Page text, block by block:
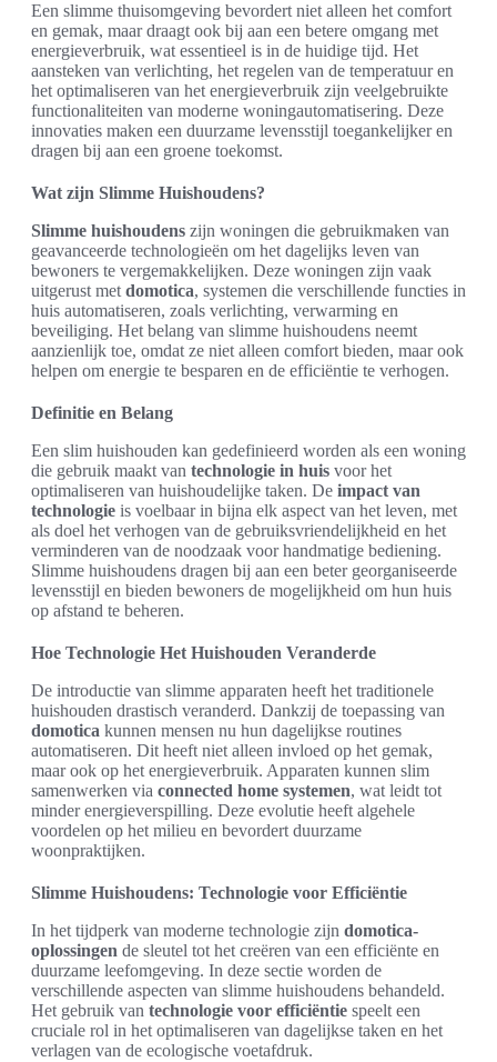
Een slimme thuisomgeving bevordert niet alleen het comfort
en gemak, maar draagt ook bij aan een betere omgang met
energieverbruik, wat essentieel is in de huidige tijd. Het
aansteken van verlichting, het regelen van de temperatuur en
het optimaliseren van het energieverbruik zijn veelgebruikte
functionaliteiten van moderne woningautomatisering. Deze
innovaties maken een duurzame levensstijl toegankelijker en
dragen bij aan een groene toekomst.
Wat zijn Slimme Huishoudens?
Slimme huishoudens zijn woningen die gebruikmaken van
geavanceerde technologieën om het dagelijks leven van
bewoners te vergemakkelijken. Deze woningen zijn vaak
uitgerust met domotica, systemen die verschillende functies in
huis automatiseren, zoals verlichting, verwarming en
beveiliging. Het belang van slimme huishoudens neemt
aanzienlijk toe, omdat ze niet alleen comfort bieden, maar ook
helpen om energie te besparen en de efficiëntie te verhogen.
Definitie en Belang
Een slim huishouden kan gedefinieerd worden als een woning
die gebruik maakt van technologie in huis voor het
optimaliseren van huishoudelijke taken. De impact van
technologie is voelbaar in bijna elk aspect van het leven, met
als doel het verhogen van de gebruiksvriendelijkheid en het
verminderen van de noodzaak voor handmatige bediening.
Slimme huishoudens dragen bij aan een beter georganiseerde
levensstijl en bieden bewoners de mogelijkheid om hun huis
op afstand te beheren.
Hoe Technologie Het Huishouden Veranderde
De introductie van slimme apparaten heeft het traditionele
huishouden drastisch veranderd. Dankzij de toepassing van
domotica kunnen mensen nu hun dagelijkse routines
automatiseren. Dit heeft niet alleen invloed op het gemak,
maar ook op het energieverbruik. Apparaten kunnen slim
samenwerken via connected home systemen, wat leidt tot
minder energieverspilling. Deze evolutie heeft algehele
voordelen op het milieu en bevordert duurzame
woonpraktijken.
Slimme Huishoudens: Technologie voor Efficiëntie
In het tijdperk van moderne technologie zijn domotica-
oplossingen de sleutel tot het creëren van een efficiënte en
duurzame leefomgeving. In deze sectie worden de
verschillende aspecten van slimme huishoudens behandeld.
Het gebruik van technologie voor efficiëntie speelt een
cruciale rol in het optimaliseren van dagelijkse taken en het
verlagen van de ecologische voetafdruk.